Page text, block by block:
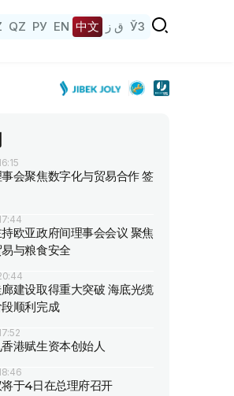
QZ РУ EN 中文 ق ز ЎЗ
会聚焦数字化与贸易合作 签
欧亚政府间理事会会议 聚焦
与粮食安全
建设取得重大突破 海底光缆
顺利完成
港赋生资本创始人
于4日在总理府召开